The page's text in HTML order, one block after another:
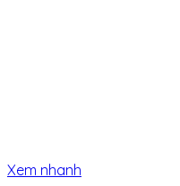
Xem nhanh